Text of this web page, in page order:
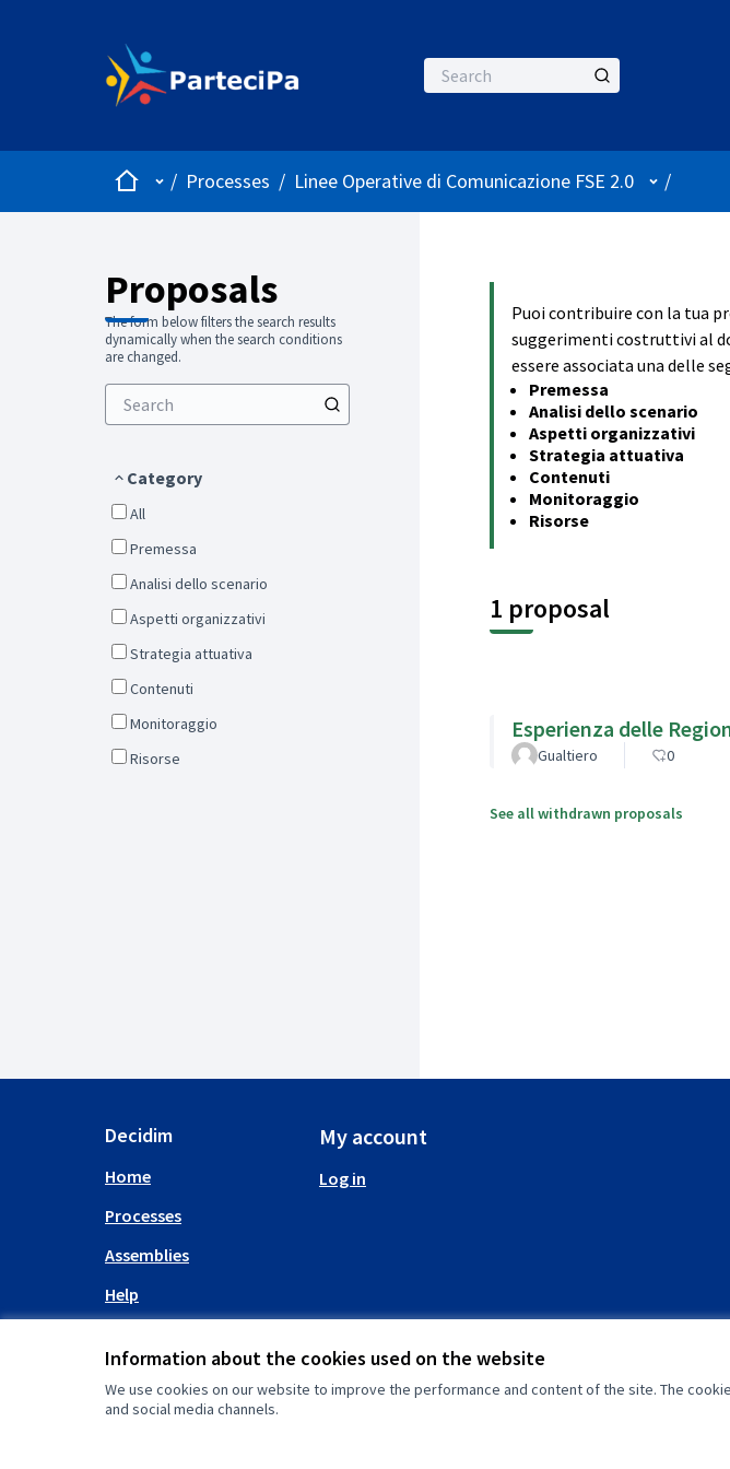
Information about the cookies used on the website
We use cookies on our website to improve the performance and content of the site. The
and social media channels.
HomeMain menu
/ Processes / Linee Operative di Comunicazione FSE 2.0 User menu
/
Proposals
The form below filters the search results
dynamically when the search conditions
are changed.
Category
All
Premessa
Analisi dello scenario
Aspetti organizzativi
Strategia attuativa
Contenuti
Monitoraggio
Risorse
Puoi contribuire con la tua
suggerimenti costruttivi al
essere associata una delle
Premessa
Analisi dello scenario
Aspetti organizzativi
Strategia attuativa
Contenuti
Monitoraggio
Risorse
1 proposal
Esperienza delle
Gualtiero 0
See all withdrawn proposals
Decidim
Home
Processes
Assemblies
Help
My account
Log in